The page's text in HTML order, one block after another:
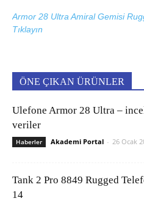
Armor 28 Ultra Amiral Gemisi
Tıklayın
ÖNE ÇIKAN ÜRÜNLER
Ulefone Armor 28 Ultra –
veriler
Haberler Akademi Portal - 26 Ocak
Tank 2 Pro 8849 Rugged
14